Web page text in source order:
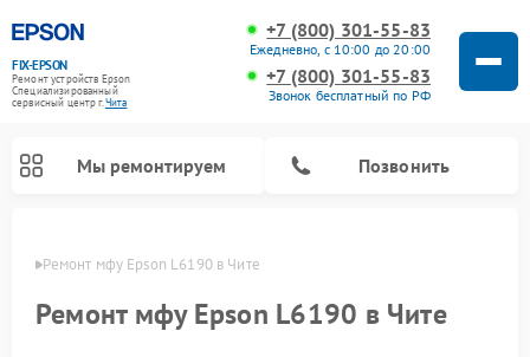
FIX-EPSON
Ремонт устройств Epson
Специализированный
cервисный центр г.Чита
+7 (800) 301-55-83
Ежедневно, с 10:00 до 20:00
+7 (800) 301-55-83
Звонок бесплатный по РФ
Мы ремонтируем Позвонить
Ремонт мфу Epson L6190 в Чите
Ремонт мфу Epson L6190 в Чите